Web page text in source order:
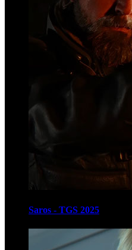
Saros - TGS 2025